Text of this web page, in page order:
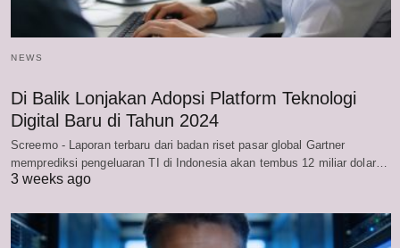
NEWS
Di Balik Lonjakan Adopsi Platform Teknologi
Digital Baru di Tahun 2024
Screemo - Laporan terbaru dari badan riset pasar global Gartner
memprediksi pengeluaran TI di Indonesia akan tembus 12 miliar dolar…
3 weeks ago